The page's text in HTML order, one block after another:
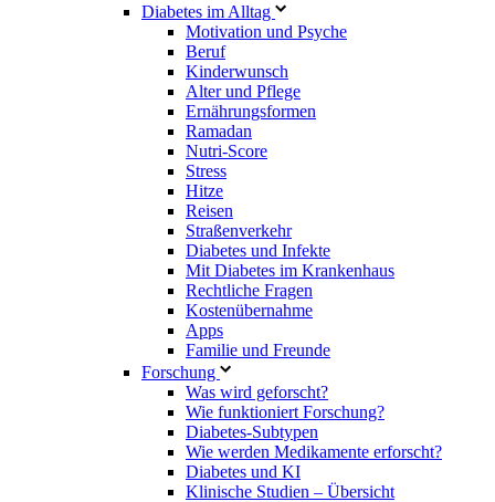
Diabetes im Alltag
Motivation und Psyche
Beruf
Kinderwunsch
Alter und Pflege
Ernährungsformen
Ramadan
Nutri-Score
Stress
Hitze
Reisen
Straßenverkehr
Diabetes und Infekte
Mit Diabetes im Krankenhaus
Rechtliche Fragen
Kostenübernahme
Apps
Familie und Freunde
Forschung
Was wird geforscht?
Wie funktioniert Forschung?
Diabetes-Subtypen
Wie werden Medikamente erforscht?
Diabetes und KI
Klinische Studien – Übersicht